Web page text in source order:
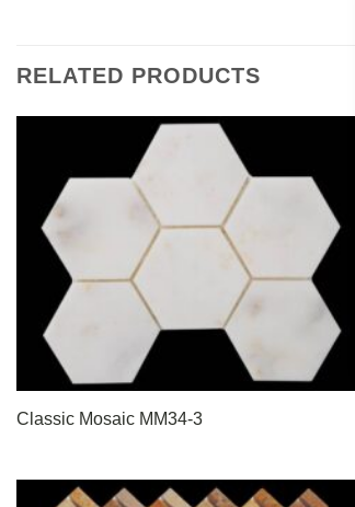
RELATED PRODUCTS
Classic Mosaic MM34-3